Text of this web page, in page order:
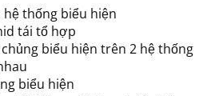
hệ thống biểu hiện
tái tổ hợp
biểu hiện trên 2 hệ thống
biểu hiện